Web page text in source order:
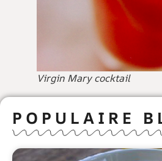
Virgin Mary cocktail
POPULAIRE